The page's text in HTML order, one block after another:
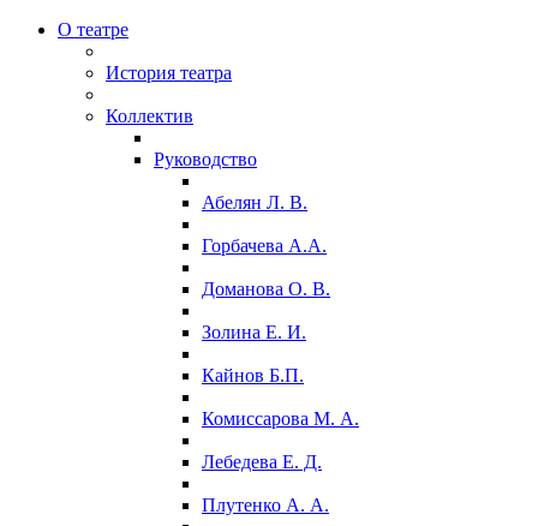
О театре
История театра
Коллектив
Руководство
Абелян Л. В.
Горбачева А.А.
Доманова О. В.
Золина Е. И.
Кайнов Б.П.
Комиссарова М. А.
Лебедева Е. Д.
Плутенко А. А.